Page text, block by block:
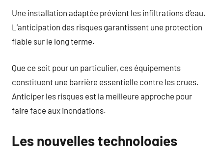
Une installation adaptée prévient les infiltrations d’eau.
L’anticipation des risques garantissent une protection
fiable sur le long terme.
Que ce soit pour un particulier, ces équipements
constituent une barrière essentielle contre les crues.
Anticiper les risques est la meilleure approche pour
faire face aux inondations.
Les nouvelles technologies